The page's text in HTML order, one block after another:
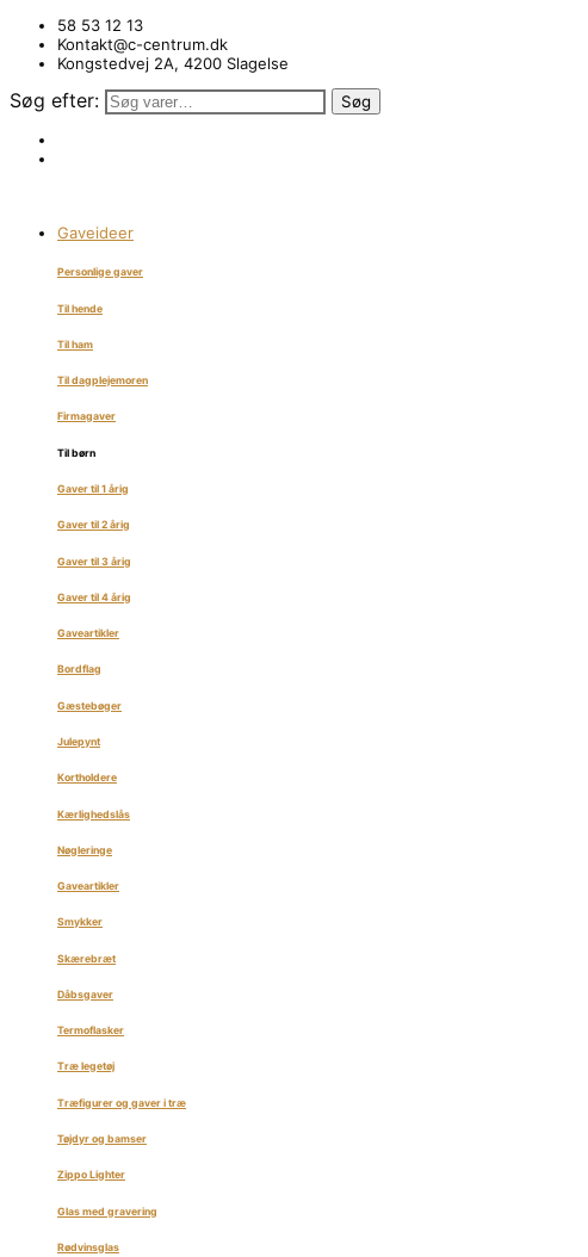
58 53 12 13
Kontakt@c-centrum.dk
Kongstedvej 2A, 4200 Slagelse
Søg efter: Søg
Gaveideer
Personlige gaver
Til hende
Til ham
Til dagplejemoren
Firmagaver
Til børn
Gaver til 1 årig
Gaver til 2 årig
Gaver til 3 årig
Gaver til 4 årig
Gaveartikler
Bordflag
Gæstebøger
Julepynt
Kortholdere
Kærlighedslås
Nøgleringe
Gaveartikler
Smykker
Skærebræt
Dåbsgaver
Termoflasker
Træ legetøj
Træfigurer og gaver i træ
Tøjdyr og bamser
Zippo Lighter
Glas med gravering
Rødvinsglas